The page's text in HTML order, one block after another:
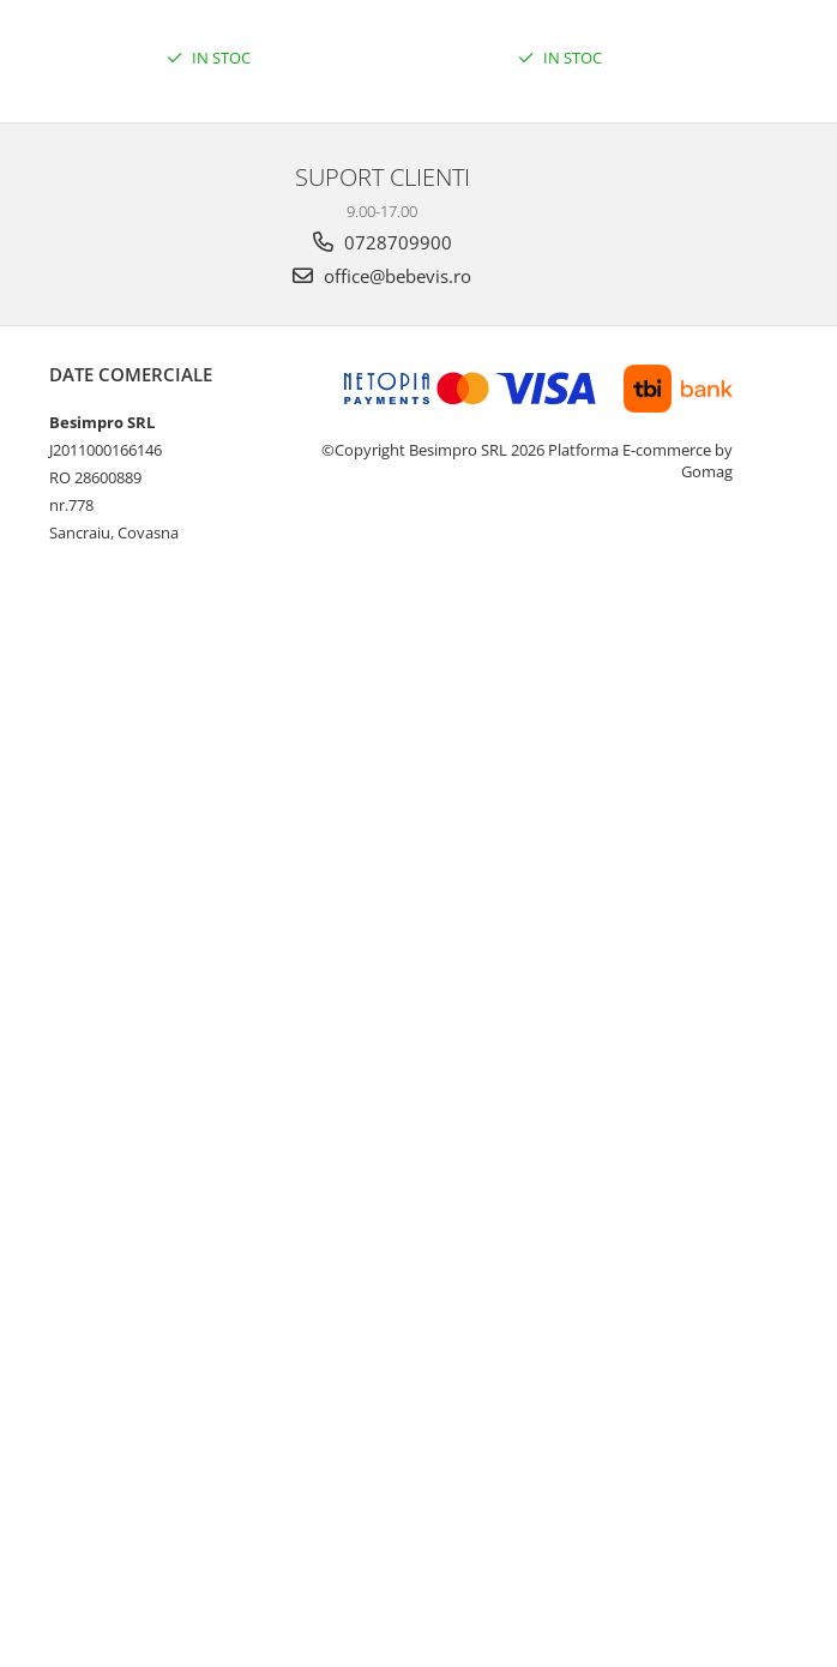
IN STOC IN STOC
SUPORT CLIENTI
9.00-17.00
0728709900
office@bebevis.ro
DATE COMERCIALE
Besimpro SRL
J2011000166146
RO 28600889
nr.778
Sancraiu, Covasna
©Copyright Besimpro SRL 2026 Platforma E-commerce by
Gomag